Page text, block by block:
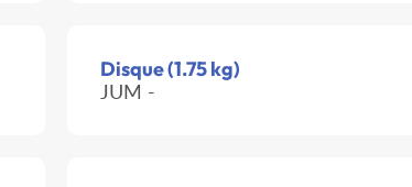
Disque (1.75 kg)
JUM -